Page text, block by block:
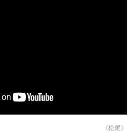
《松尾》